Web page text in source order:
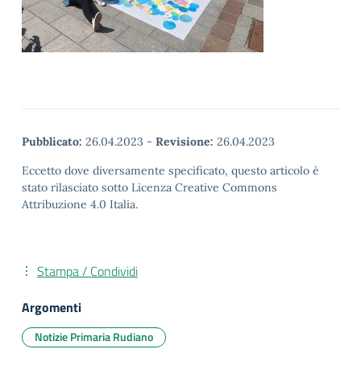
Pubblicato: 26.04.2023 - Revisione: 26.04.2023
Eccetto dove diversamente specificato, questo articolo è
stato rilasciato sotto Licenza Creative Commons
Attribuzione 4.0 Italia.
Stampa / Condividi
Argomenti
Notizie Primaria Rudiano